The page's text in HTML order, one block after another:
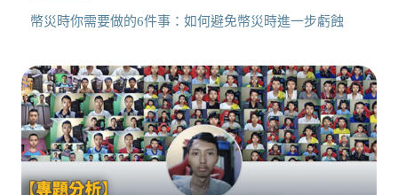
幣災時你需要做的6件事：如何避免幣災時進一步虧蝕